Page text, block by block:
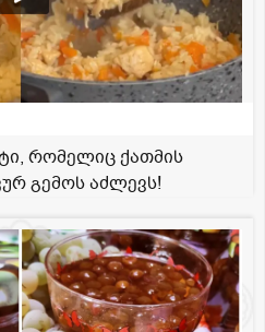
რომელიც ქათმის
გემოს აძლევს!